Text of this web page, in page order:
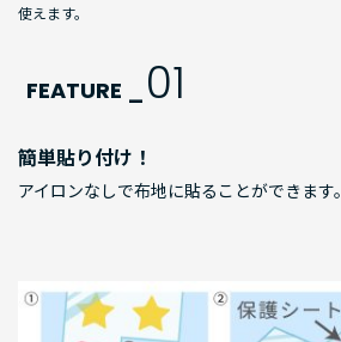
使えます。
FEATURE _ 01
簡単貼り付け！
アイロンなしで布地に貼ることができます。